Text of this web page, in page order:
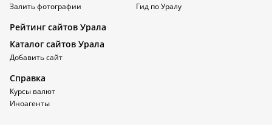
Залить фотографии
Гид по Уралу
Рейтинг сайтов Урала
Каталог сайтов Урала
Добавить сайт
Справка
Курсы валют
Иноагенты